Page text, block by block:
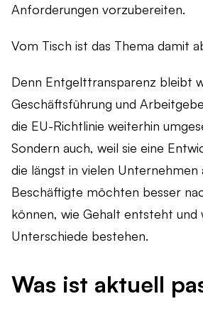
Anforderungen vorzubereiten.
Vom Tisch ist das Thema damit
Denn Entgelttransparenz bleibt
Geschäftsführung und
die EU-Richtlinie weiterhin
Sondern auch, weil sie eine
die längst in vielen Unternehmen
Beschäftigte möchten besser
können, wie Gehalt entsteht und
Unterschiede bestehen.
Was ist aktuell